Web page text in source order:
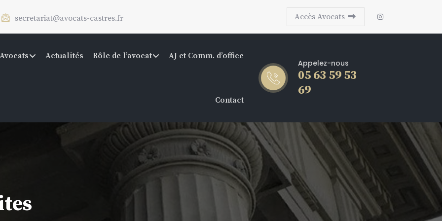
secretariat@avocats-castres.fr Accès Avocats
Avocats Actualités Rôle de l’avocat AJ et Comm. d’office
Contact
Appelez-nous
05 63 59 53
69